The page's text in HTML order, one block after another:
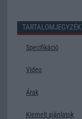
TARTALOMJEGYZÉK
Specifikáció
Video
Árak
Kiemelt ajánlatok